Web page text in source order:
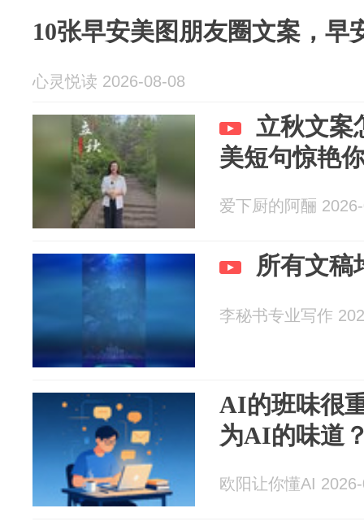
10张早安美图朋友圈文案，早
心灵悦读 2026-08-08
立秋文案
美短句惊艳
爱下厨的阿酾
所有文稿
李秘书专业写作
AI的班味很
为AI的味道
欧阳让你懂AI